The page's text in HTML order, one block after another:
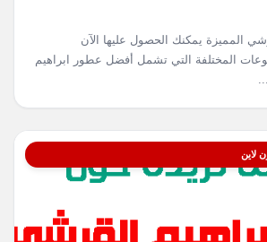
المميزة يمكنك الحصول عليها الآن
المختلفة التي تشمل أفضل عطور ابراهيم
لاين